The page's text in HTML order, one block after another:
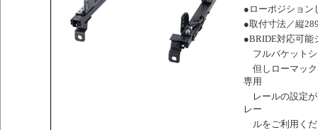
●ローポジション
●取付寸法／縦
●BRIDE対応可能
フルバケット
但しローマック
専用
レールの設定が
レー
ルをご利用く